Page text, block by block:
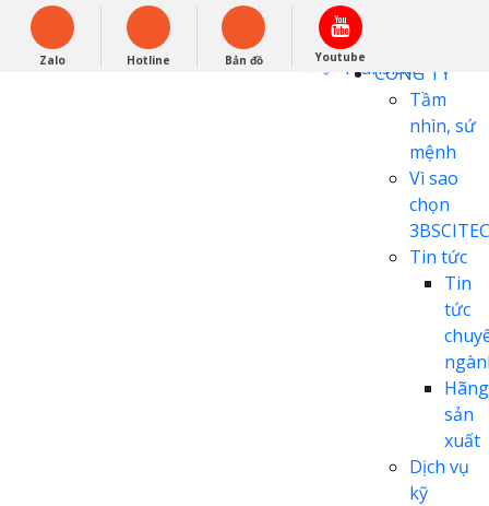
Powered by
Translate
English
0948279988
CÔNG TY
Tầm
nhìn, sứ
mệnh
Vì sao
chọn
Tin tức
Tin
tức
Hãng
sản
xuất
Dịch vụ
kỹ
Zalo Hotline Bản đồ Youtube